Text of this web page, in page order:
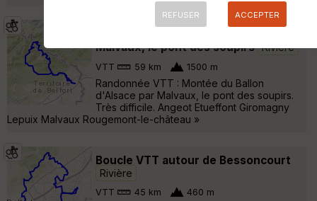
Malvaux, le pont des soupirs Rivière
VTT 59 km 1500 m
Randonnée VTT : Montée du Ballon
d'Alsace par Malvaux, le pont des soupirs.
Très difficile. Angeot Etueffont Giromagny
Lepuix Malvaux Rougemont-le-château »
Boucle VTT autour de Bessoncourt
Rivière
VTT 45 km 460 m
REFUSER ACCEPTER